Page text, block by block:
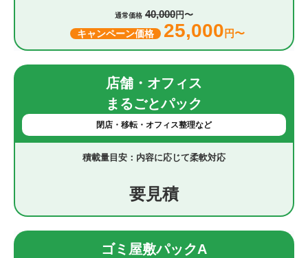
通常価格 40,000円〜
キャンペーン価格 25,000 円〜
店舗・オフィス
まるごとパック
閉店・移転・オフィス整理など
内容に応じて柔軟対応
要見積
ゴミ屋敷パックA